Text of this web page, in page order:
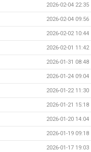
2026-02-04 22:35
2026-02-04 09:56
2026-02-02 10:44
2026-02-01 11:42
2026-01-31 08:48
2026-01-24 09:04
2026-01-22 11:30
2026-01-21 15:18
2026-01-20 14:04
2026-01-19 09:18
2026-01-17 19:03